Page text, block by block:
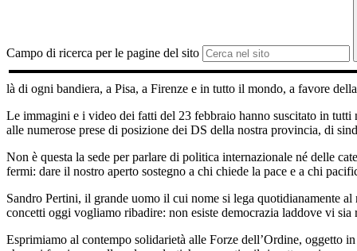
Campo di ricerca per le pagine del sito
là di ogni bandiera, a Pisa, a Firenze e in tutto il mondo, a favore
Le immagini e i video dei fatti del 23 febbraio hanno suscitato in
alle numerose prese di posizione dei DS della nostra provincia, di
Non è questa la sede per parlare di politica internazionale né delle
fermi: dare il nostro aperto sostegno a chi chiede la pace e a chi
Sandro Pertini, il grande uomo il cui nome si lega quotidianamente
concetti oggi vogliamo ribadire: non esiste democrazia laddove vi sia
Esprimiamo al contempo solidarietà alle Forze dell’Ordine, oggetto